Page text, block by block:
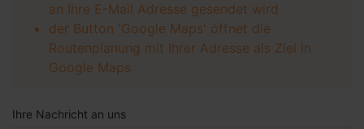
an Ihre E-Mail Adresse gesendet wird
der Button 'Google Maps' öffnet die
Routenplanung mit Ihrer Adresse als Ziel in
Google Maps
Ihre Nachricht an uns